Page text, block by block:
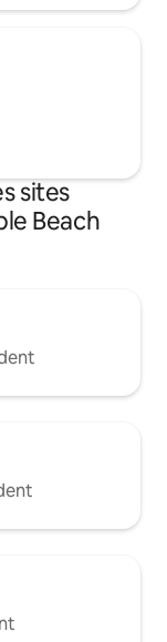
sites
Beach